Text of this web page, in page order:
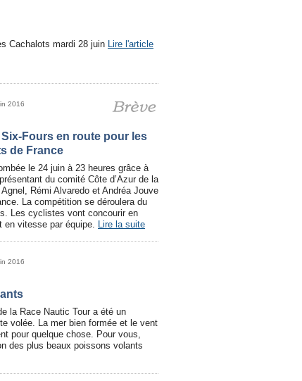
Cachalots mardi 28 juin Lire l'article
2016
Six-Fours en route pour les
de France
le 24 juin à 23 heures grâce à
du comité Côte d’Azur de la
Rémi Alvaredo et Andréa Jouve
La compétition se déroulera du
Les cyclistes vont concourir en
en vitesse par équipe. Lire la suite
2016
la Race Nautic Tour a été un
volée. La mer bien formée et le vent
pour quelque chose. Pour vous,
des plus beaux poissons volants